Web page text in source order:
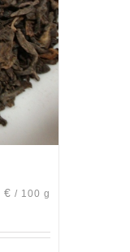
€ / 100 g